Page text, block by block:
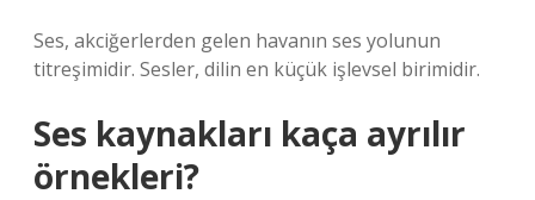
Ses, akciğerlerden gelen havanın ses yolunun
titreşimidir. Sesler, dilin en küçük işlevsel birimidir.
Ses kaynakları kaça ayrılır
örnekleri?